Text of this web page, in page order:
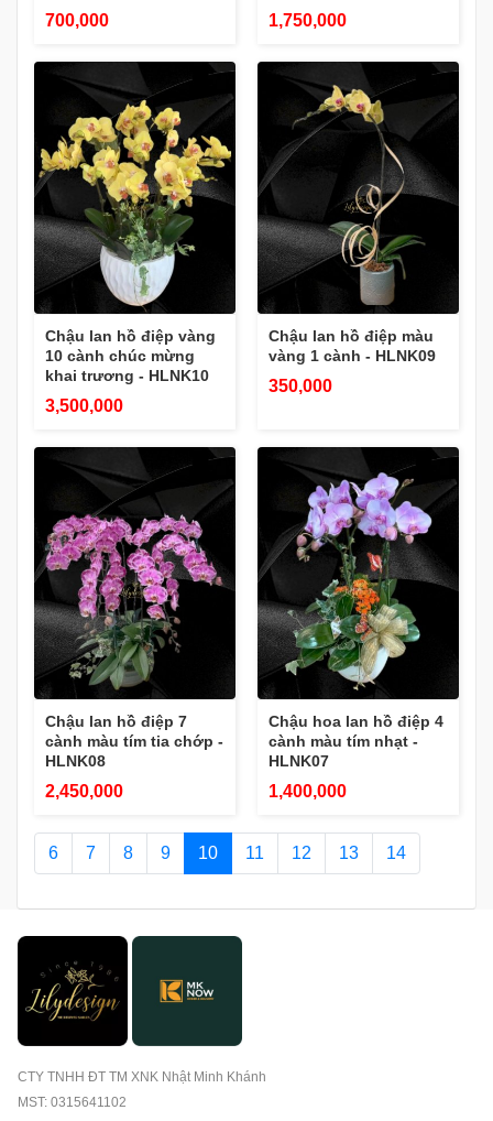
700,000 1,750,000
Chậu lan hồ điệp vàng
10 cành chúc mừng
khai trương - HLNK10
3,500,000
Chậu lan hồ điệp màu
vàng 1 cành - HLNK09
350,000
Chậu lan hồ điệp 7
cành màu tím tia chớp -
HLNK08
2,450,000
Chậu hoa lan hồ điệp 4
cành màu tím nhạt -
HLNK07
1,400,000
6 7 8 9 10 11 12 13 14
CTY TNHH ĐT TM XNK Nhật Minh Khánh
MST: 0315641102